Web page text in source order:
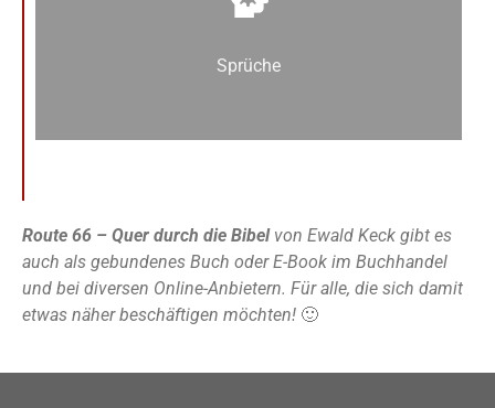
Sprüche
Route 66 – Quer durch die Bibel von Ewald Keck gibt es
auch als gebundenes Buch oder E-Book im Buchhandel
und bei diversen Online-Anbietern. Für alle, die sich damit
etwas näher beschäftigen möchten! 🙂